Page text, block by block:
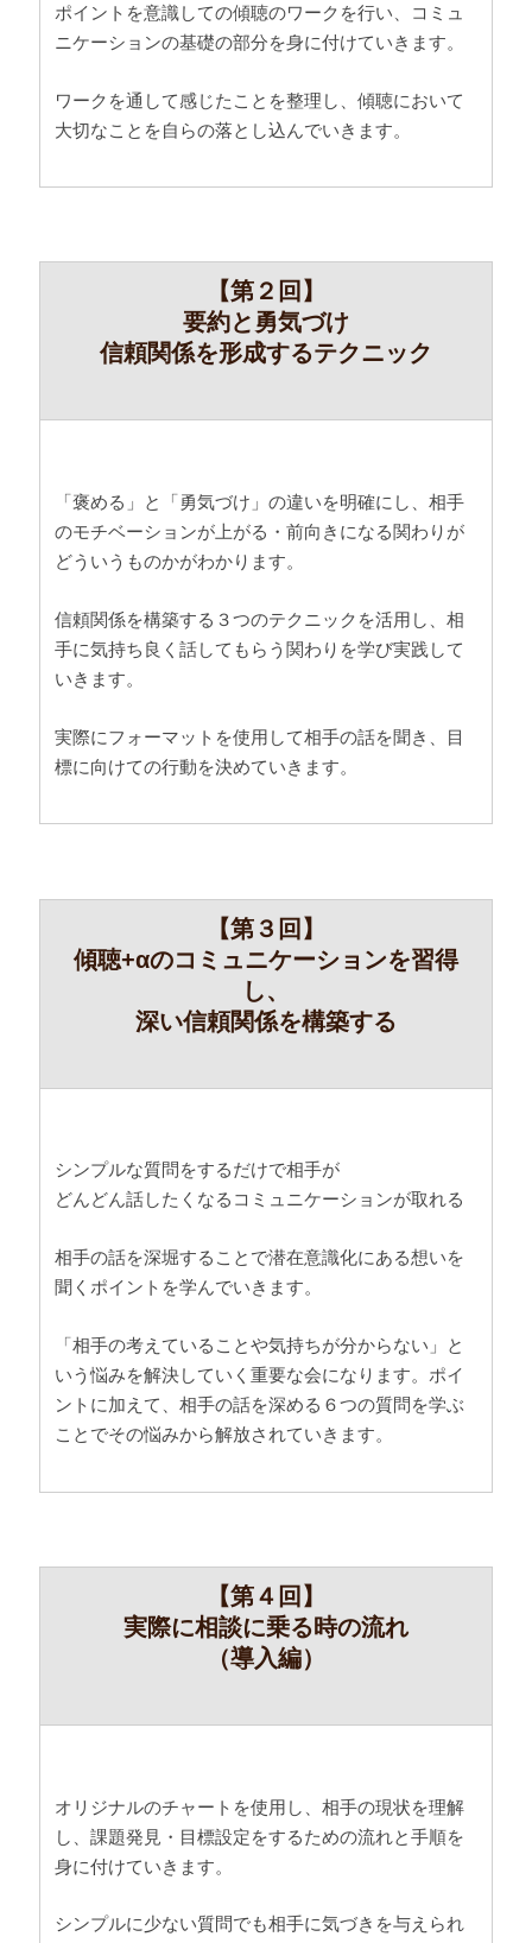
ポイントを意識しての傾聴のワークを行い、コミュ
ニケーションの基礎の部分を身に付けていきます。
ワークを通して感じたことを整理し、傾聴において
大切なことを自らの落とし込んでいきます。
【第２回】
要約と勇気づけ
信頼関係を形成するテクニック
「褒める」と「勇気づけ」の違いを明確にし、相手
のモチベーションが上がる・前向きになる関わりが
どういうものかがわかります。
信頼関係を構築する３つのテクニックを活用し、相
手に気持ち良く話してもらう関わりを学び実践して
いきます。
実際にフォーマットを使用して相手の話を聞き、目
標に向けての行動を決めていきます。
【第３回】
傾聴+αのコミュニケーションを習得
し、
深い信頼関係を構築する
シンプルな質問をするだけで相手が
どんどん話したくなるコミュニケーションが取れる
相手の話を深堀することで潜在意識化にある想いを
聞くポイントを学んでいきます。
「相手の考えていることや気持ちが分からない」と
いう悩みを解決していく重要な会になります。ポイ
ントに加えて、相手の話を深める６つの質問を学ぶ
ことでその悩みから解放されていきます。
【第４回】
実際に相談に乗る時の流れ
（導入編）
オリジナルのチャートを使用し、相手の現状を理解
し、課題発見・目標設定をするための流れと手順を
身に付けていきます。
シンプルに少ない質問でも相手に気づきを与えられ